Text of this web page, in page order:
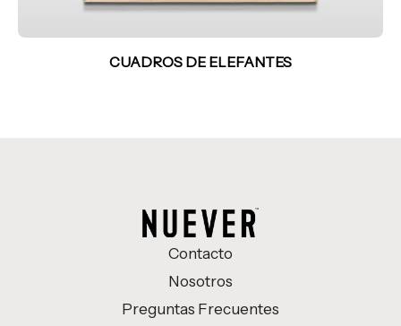
CUADROS DE ELEFANTES
Contacto
Nosotros
Preguntas Frecuentes